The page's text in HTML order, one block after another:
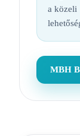
a közeli
MBH